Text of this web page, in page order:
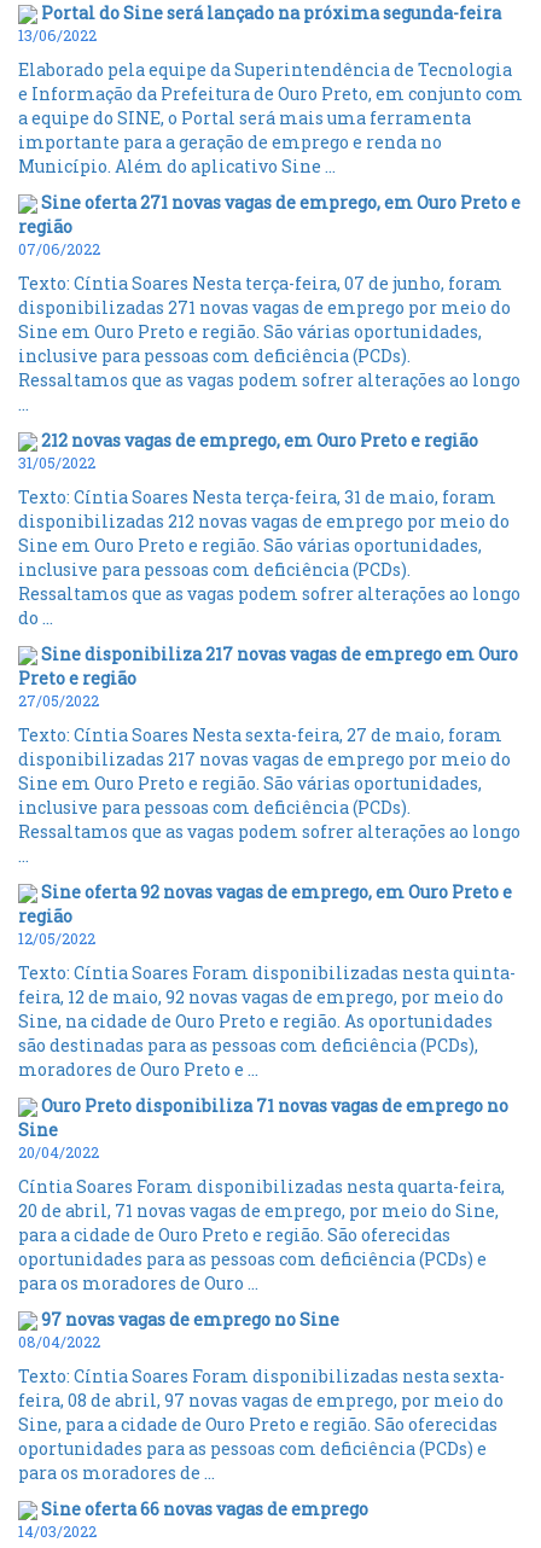
Portal do Sine será lançado na próxima segunda-feira
13/06/2022
Elaborado pela equipe da Superintendência de Tecnologia
e Informação da Prefeitura de Ouro Preto, em conjunto com
a equipe do SINE, o Portal será mais uma ferramenta
importante para a geração de emprego e renda no
Município. Além do aplicativo Sine ...
Sine oferta 271 novas vagas de emprego, em Ouro Preto e
região
07/06/2022
Texto: Cíntia Soares Nesta terça-feira, 07 de junho, foram
disponibilizadas 271 novas vagas de emprego por meio do
Sine em Ouro Preto e região. São várias oportunidades,
inclusive para pessoas com deficiência (PCDs).
Ressaltamos que as vagas podem sofrer alterações ao longo
...
212 novas vagas de emprego, em Ouro Preto e região
31/05/2022
Texto: Cíntia Soares Nesta terça-feira, 31 de maio, foram
disponibilizadas 212 novas vagas de emprego por meio do
Sine em Ouro Preto e região. São várias oportunidades,
inclusive para pessoas com deficiência (PCDs).
Ressaltamos que as vagas podem sofrer alterações ao longo
do ...
Sine disponibiliza 217 novas vagas de emprego em Ouro
Preto e região
27/05/2022
Texto: Cíntia Soares Nesta sexta-feira, 27 de maio, foram
disponibilizadas 217 novas vagas de emprego por meio do
Sine em Ouro Preto e região. São várias oportunidades,
inclusive para pessoas com deficiência (PCDs).
Ressaltamos que as vagas podem sofrer alterações ao longo
...
Sine oferta 92 novas vagas de emprego, em Ouro Preto e
região
12/05/2022
Texto: Cíntia Soares Foram disponibilizadas nesta quinta-
feira, 12 de maio, 92 novas vagas de emprego, por meio do
Sine, na cidade de Ouro Preto e região. As oportunidades
são destinadas para as pessoas com deficiência (PCDs),
moradores de Ouro Preto e ...
Ouro Preto disponibiliza 71 novas vagas de emprego no
Sine
20/04/2022
Cíntia Soares Foram disponibilizadas nesta quarta-feira,
20 de abril, 71 novas vagas de emprego, por meio do Sine,
para a cidade de Ouro Preto e região. São oferecidas
oportunidades para as pessoas com deficiência (PCDs) e
para os moradores de Ouro ...
97 novas vagas de emprego no Sine
08/04/2022
Texto: Cíntia Soares Foram disponibilizadas nesta sexta-
feira, 08 de abril, 97 novas vagas de emprego, por meio do
Sine, para a cidade de Ouro Preto e região. São oferecidas
oportunidades para as pessoas com deficiência (PCDs) e
para os moradores de ...
Sine oferta 66 novas vagas de emprego
14/03/2022